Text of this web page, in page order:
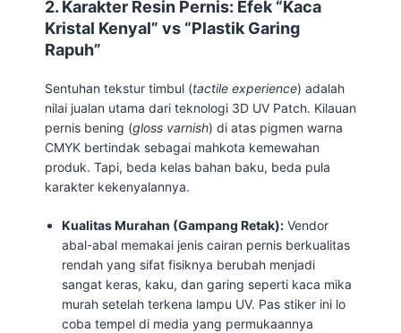
2. Karakter Resin Pernis: Efek “Kaca
Kristal Kenyal” vs “Plastik Garing
Rapuh”
Sentuhan tekstur timbul (tactile experience) adalah
nilai jualan utama dari teknologi 3D UV Patch. Kilauan
pernis bening (gloss varnish) di atas pigmen warna
CMYK bertindak sebagai mahkota kemewahan
produk. Tapi, beda kelas bahan baku, beda pula
karakter kekenyalannya.
Kualitas Murahan (Gampang Retak): Vendor
abal-abal memakai jenis cairan pernis berkualitas
rendah yang sifat fisiknya berubah menjadi
sangat keras, kaku, dan garing seperti kaca mika
murah setelah terkena lampu UV. Pas stiker ini lo
coba tempel di media yang permukaannya